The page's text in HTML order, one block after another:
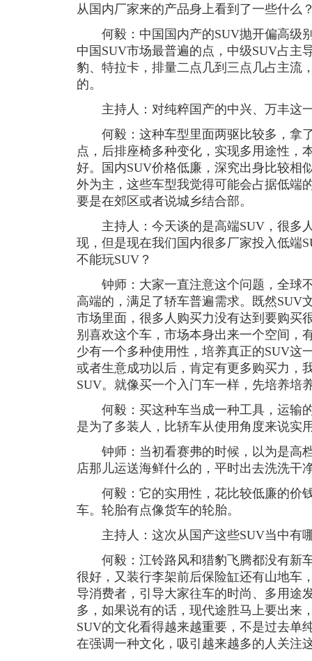
从国内厂家来的产品身上看到了一些什么
何毅：中国国内产的SUV抛开偏高级别
中国SUV市场最普遍的点，中级SUV占主
豹、特拉卡，排量二点几到三点几占主流
的。
主持人：对纯粹国产的中兴、万丰这
何毅：这种车型里面两驱比较多，拿
点，后排座椅多种变化，实现多用途性，
好。国内SUV价格低廉，深究出身比较相
外为主，这些车型我觉得可能会占据低端
要是在郊区或者说城乡结合部。
主持人：今天谈的是高端SUV，很多
现，但是现在我们国内很多厂家投入低端
不能玩SUV？
钟师：大家一直注意这个问题，全球
高端的，满足了轿车普遍需求。既然SUV
市场里面，很多人购买力没有达到要购买
别喜欢这个车，市场本身出来一个空间，
少有一个多种使用性，培养真正的SUV这
或者生意成功以后，肯定有更多购买力，
SUV。就像买一个入门车一样，先培养培
何毅：买这种车当成一种工具，运输
是为了多装人，比轿车从使用角度来说实
钟师：当初看赛弗的时候，以为是高
店那儿运送海鲜什么的，平时出去洗洗干
何毅：它的实用性，花比较低廉的价
车。轮胎有点像货车的轮胎。
主持人：这次从国产这些SUV当中有
何毅：江铃路风和猎豹飞腾都没有新
很好，又装行李架前后保险缸还有山地车
导消费者，引导大家往车的时尚、多用途
多，如果说有的话，现代途胜马上要出来
SUV的文化看得越来越重要，不是过去单
在强调一种文化，吸引越来越多的人关注